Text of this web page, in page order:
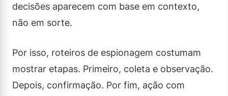
decisões aparecem com base em contexto,
não em sorte.
Por isso, roteiros de espionagem costumam
mostrar etapas. Primeiro, coleta e observação.
Depois, confirmação. Por fim, ação com